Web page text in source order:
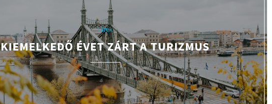
Hírek
KIEMELKEDŐ ÉVET ZÁRT A TURIZMUS